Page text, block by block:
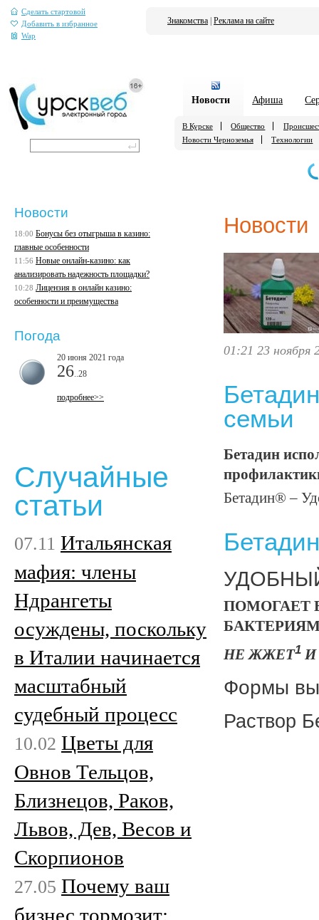
Сделать стартовой
Добавить в избранное
Wap
Знакомства Реклама на сайте
Новости Афиша
В Курске Общество
Новости Черноземья
Технологии
Новости
01:21 23 ноября
семьи
Бетадин
Бетадин® –
ПОМОГАЕТ
НЕ ЖЖЕТ1 И
Формы
Раствор
Новости
18:00 Бонусы без отыгрыша в казино:
главные особенности
11:56 Новые онлайн-казино: как
анализировать надежность площадки?
10:28 Лицензия в онлайн казино:
особенности и преимущества
Погода
20 июня 2021 года
26 ..28
подробнее>>
Случайные
статьи
07.11 Итальянская
мафия: члены
Ндрангеты
осуждены, поскольку
в Италии начинается
масштабный
судебный процесс
10.02 Цветы для
Овнов Тельцов,
Близнецов, Раков,
Львов, Дев, Весов и
Скорпионов
27.05 Почему ваш
бизнес тормозит: